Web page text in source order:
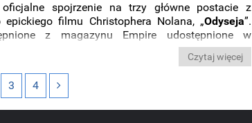
spojrzenie na trzy główne postacie z
epickiego filmu Christophera Nolana, „Odyseja”.
z magazynu Empire udostępnione w
dają nam wgląd w ambitną
autorstwaNolana
która sportretowała mitycznych bohaterów.
Czytaj więcej
3 4